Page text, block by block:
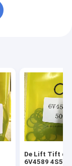
De Lift Tift die
6V4589